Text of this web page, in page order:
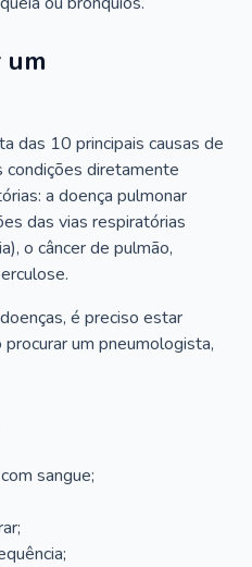
das 10 principais causas de
condições diretamente
a doença pulmonar
das vias respiratórias
o câncer de pulmão,
é preciso estar
um pneumologista,
sangue;